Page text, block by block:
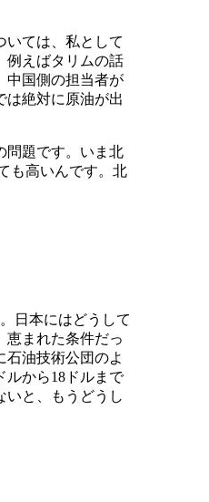
いては、私として
例えばタリムの話
中国側の担当者が
は絶対に原油が出
問題です。いま北
も高いんです。北
日本にはどうして
恵まれた条件だっ
油技術公団のよ
ルから18ドルまで
いと、もうどうし